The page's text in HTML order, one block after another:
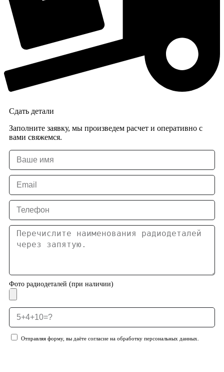
Сдать детали
Заполните заявку, мы произведем расчет и оперативно с
вами свяжемся.
Фото радиодеталей (при наличии)
Отправляя форму, вы даёте согласие на обработку персональных данных.